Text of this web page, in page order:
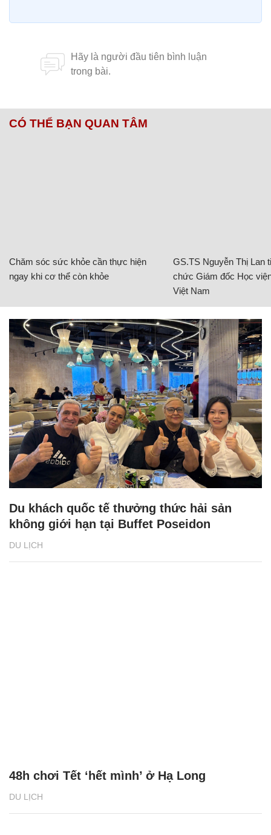
CÓ THỂ BẠN QUAN TÂM
Chăm sóc sức khỏe cần thực hiện
ngay khi cơ thể còn khỏe
GS.TS Nguyễn Thị Lan
chức Giám đốc Học
Việt Nam
DU LỊCH
Du khách quốc tế thưởng thức hải sản
không giới hạn tại Buffet Poseidon
DU LỊCH
48h chơi Tết ‘hết mình’ ở Hạ Long